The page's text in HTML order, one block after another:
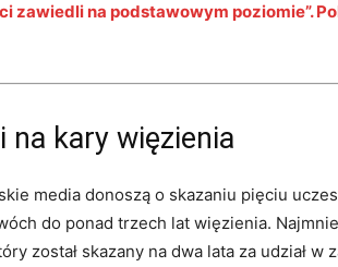
zawiedli na podstawowym poziomie”.
na kary więzienia
media donoszą o skazaniu pięciu
do ponad trzech lat więzienia.
został skazany na dwa lata za udział